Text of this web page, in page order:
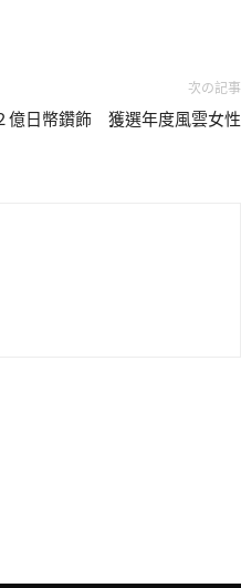
次の記事
億日幣鑽飾 獲選年度風雲女性